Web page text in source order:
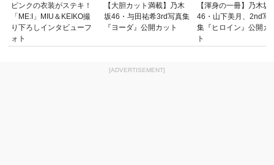
ピンクの衣装がステキ！
「ME:I」MIU＆KEIKO撮
り下ろしインタビューフ
ォト
【大胆カット満載】乃木
坂46・与田祐希3rd写真集
『ヨーダ』公開カット
【渾身の一冊】乃木坂
46・山下美月、2nd写
集『ヒロイン』公開カ
ト
[ADVERTISEMENT]